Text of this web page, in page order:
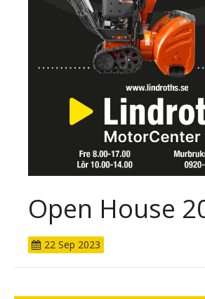
Open House
22 Sep 2023